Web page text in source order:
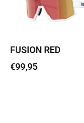
FUSION RED
€99,95